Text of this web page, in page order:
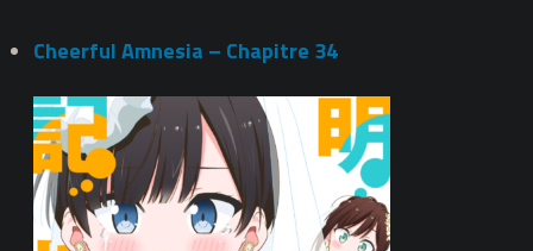
Cheerful Amnesia – Chapitre 34